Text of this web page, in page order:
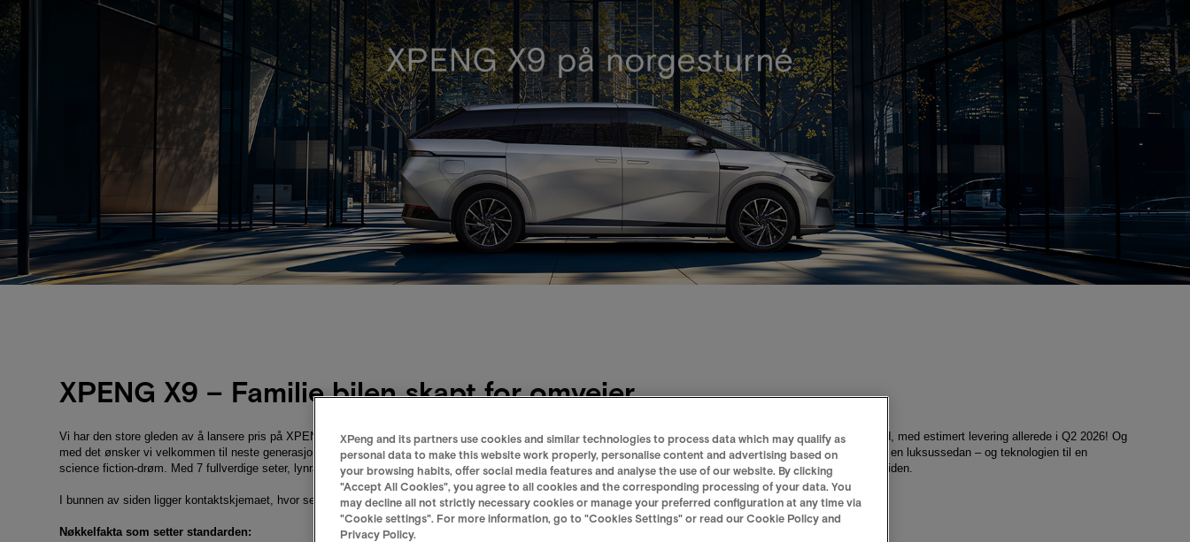
XPENG X9 – Familie bilen skapt for omveier
Vi har den store gleden av å lansere pris på XPENG X9 – Den luksuriøse syvseteren vil ha en startpris på 699.900,- inkl hengefeste og hvit metallic som standard, med estimert levering allerede i Q2 2026! Og
med det ønsker vi velkommen til neste generasjons elbil for den moderne, norske familien. XPENG X9 kombinerer romsligheten til en stor SUV med komforten til en luksussedan – og teknologien til en
science fiction-drøm. Med 7 fullverdige seter, lynrask lading og banebrytende førerstøttesystemer, er dette en bil som er laget for hverdagen, helgeturene og fremtiden.
I bunnen av siden ligger kontaktskjemaet, hvor selger deretter vil ta kontakt med deg for både kjøp og prøvekjøring.
Nøkkelfakta som setter standarden:
XPeng and its partners use cookies and similar technologies to process data which may qualify as
personal data to make this website work properly, personalise content and advertising based on
your browsing habits, offer social media features and analyse the use of our website. By clicking
"Accept All Cookies", you agree to all cookies and the corresponding processing of your data. You
may decline all not strictly necessary cookies or manage your preferred configuration at any time via
"Cookie settings". For more information, go to "Cookies Settings" or read our Cookie Policy and
Privacy Policy.